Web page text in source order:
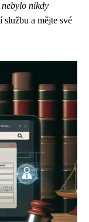
nikdy
a mějte své